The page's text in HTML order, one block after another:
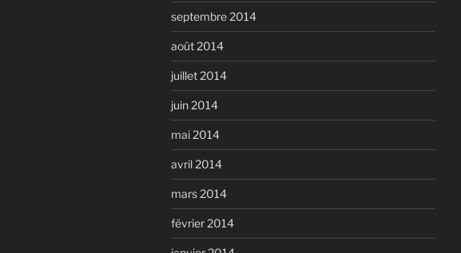
septembre 2014
août 2014
juillet 2014
juin 2014
mai 2014
avril 2014
mars 2014
février 2014